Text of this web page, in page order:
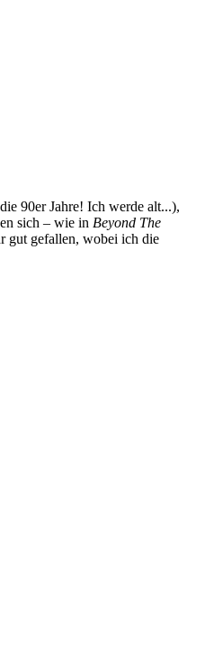
90er Jahre! Ich werde alt...),
sich – wie in Beyond The
gut gefallen, wobei ich die